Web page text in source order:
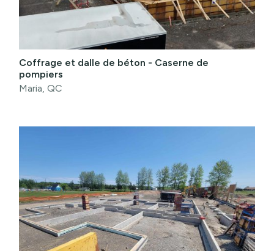
Coffrage et dalle de béton - Caserne de
pompiers
Maria, QC